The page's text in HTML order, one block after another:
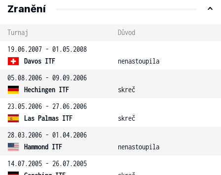
Zranění
Turnaj
Důvod
19.06.2007 - 01.05.2008
Davos ITF
nenastoupila
05.08.2006 - 09.09.2006
Hechingen ITF
skreč
23.05.2006 - 27.06.2006
Las Palmas ITF
skreč
28.03.2006 - 01.04.2006
Hammond ITF
nenastoupila
14.07.2005 - 26.07.2005